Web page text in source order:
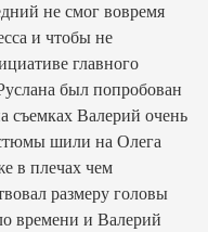
не смог вовремя
и чтобы не
главного
был попробован
съемках Валерий очень
шили на Олега
в плечах чем
размеру головы
времени и Валерий